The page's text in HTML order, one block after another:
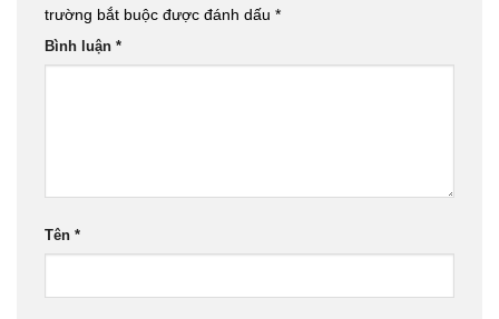
trường bắt buộc được đánh dấu *
Bình luận *
Tên *